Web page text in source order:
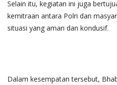
Selain itu, kegiatan ini juga
kemitraan antara Polri dan
situasi yang aman dan kondusif.
Dalam kesempatan tersebut,